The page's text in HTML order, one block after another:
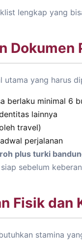
lengkap yang
Dokumen
utama yang harus
berlaku minimal 6
lainnya
travel)
perjalanan
plus turki
sebelum
Fisik dan
stamina